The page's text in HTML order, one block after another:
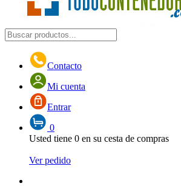
Contacto
Mi cuenta
Entrar
0
Usted tiene 0 en su cesta de compras
Ver pedido